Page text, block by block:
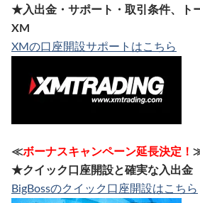
★入出金・サポート・取引条件、ト
XM
XMの口座開設サポートはこちら
≪ボーナスキャンペーン延長決定！
★クイック口座開設と確実な入出金
BigBossのクイック口座開設はこちら